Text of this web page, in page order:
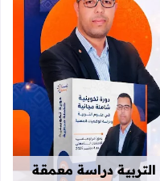
المزيد عن دورة تكوينية
دراسة معمقة